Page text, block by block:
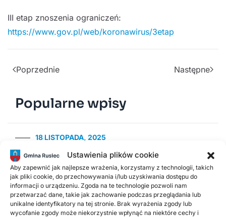
Ustawienia plików cookie
Aby zapewnić jak najlepsze wrażenia, korzystamy z technologii, takich
jak pliki cookie, do przechowywania i/lub uzyskiwania dostępu do
informacji o urządzeniu. Zgoda na te technologie pozwoli nam
przetwarzać dane, takie jak zachowanie podczas przeglądania lub
unikalne identyfikatory na tej stronie. Brak wyrażenia zgody lub
wycofanie zgody może niekorzystnie wpłynąć na niektóre cechy i
III etap znoszenia ograniczeń:
https://www.gov.pl/web/koronawirus/3etap
Poprzednie Następne
Popularne wpisy
18 LISTOPADA, 2025
Harmonogram odbioru odpadów
komunalnych w 2026 roku
2 LUTEGO, 2026
PSZOK Rusiec – godziny otwarcia, lokalizacja i
zasady przyjmowania odpadów